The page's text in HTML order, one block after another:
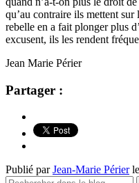
qu’au contraire ils mettent
rebelle en a fait plonger plus
excusent, ils les rendent
Jean Marie Périer
Partager :
Publié parJean-Marie Périerle